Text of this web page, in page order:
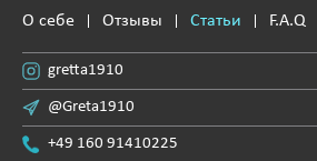
О себе Отзывы Статьи F.A.Q
gretta1910
@Greta1910
+49 160 91410225